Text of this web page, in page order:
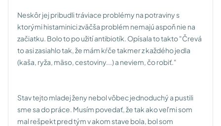
Neskôr jej pribudli tráviace problémy na potraviny s
ktorými histaminici zväčša problém nemajú aspoň nie na
začiatku. Bolo to po užití antibiotík. Opísala to takto"Črevá
to asi zasiahlo tak, že mám kŕče takmer z každého jedla
(kaša, ryža, mäso, cestoviny...) a neviem, čo robiť."
Stav tejto mladej ženy nebol vôbec jednoduchý a pustili
sme sa do práce. Musím povedať, že tak ako veľmi som
mal rešpekt pred tým v akom stave bola, bol som